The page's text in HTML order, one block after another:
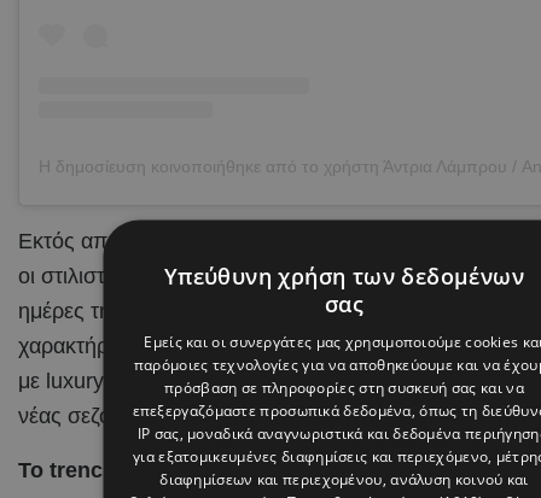
Εκτός από την κοινή τους παρουσία, ιδιαίτερο
οι στιλιστικές επιλογές της Άντριας Λάμπρου κατά τις
ημέρες της διοργάνωσης. Δύο εμφανίσεις με εντελώς
χαρακτήρα, οι οποίες συνδύασαν τη σύγχρονη street
με luxury λεπτομέρειες και μερικές από τις
νέας σεζόν.
Το trench look με την Louis Vuitton γραβάτα
Υπεύθυνη χρήση των δεδομένων
σας
Εμείς και οι συνεργάτες μας χρησιμοποιούμε cookies
παρόμοιες τεχνολογίες για να αποθηκεύουμε και να
πρόσβαση σε πληροφορίες στη συσκευή σας και να
επεξεργαζόμαστε προσωπικά δεδομένα, όπως τη
IP σας, μοναδικά αναγνωριστικά και δεδομένα
για εξατομικευμένες διαφημίσεις και περιεχόμενο,
διαφημίσεων και περιεχομένου, ανάλυση κοινού και